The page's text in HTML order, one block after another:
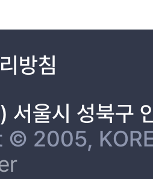
방침
울시 성북구
2005,